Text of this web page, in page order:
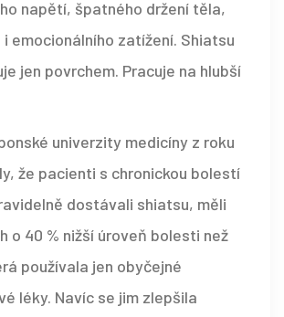
napětí, špatného držení těla,
emocionálního zatížení. Shiatsu
jen povrchem. Pracuje na hlubší
univerzity medicíny z roku
že pacienti s chronickou bolestí
dostávali shiatsu, měli
o 40 % nižší úroveň bolesti než
používala jen obyčejné
léky. Navíc se jim zlepšila